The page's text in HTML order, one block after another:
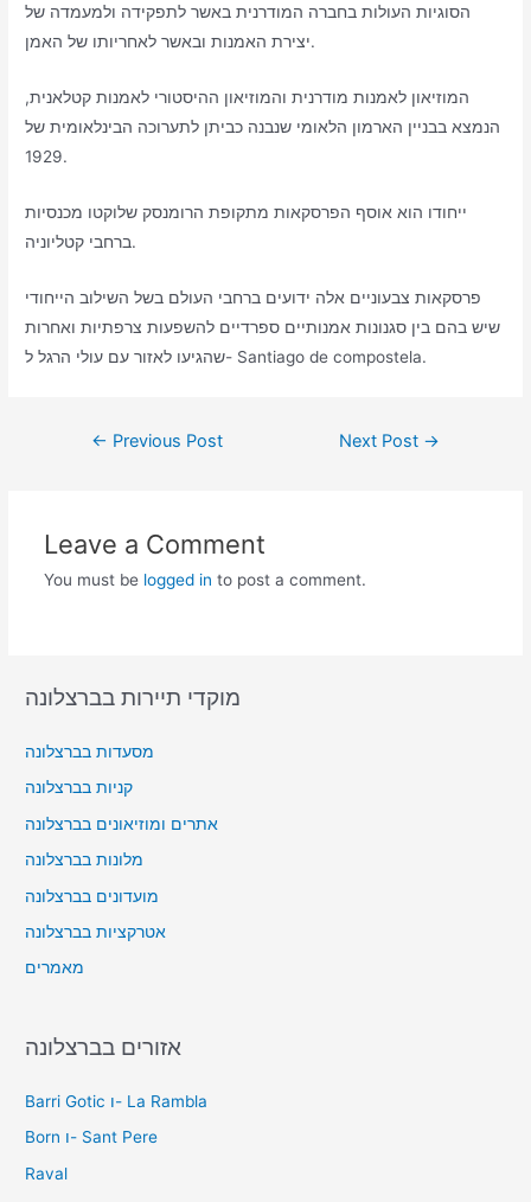
הסוגיות העולות בחברה המודרנית באשר לתפקידה ולמעמדה של
יצירת האמנות ובאשר לאחריותו של האמן.
המוזיאון לאמנות מודרנית והמוזיאון ההיסטורי לאמנות קטלאנית,
הנמצא בבניין הארמון הלאומי שנבנה כביתן לתערוכה הבינלאומית של
1929.
ייחודו הוא אוסף הפרסקאות מתקופת הרומנסק שלוקטו מכנסיות
ברחבי קטליוניה.
פרסקאות צבעוניים אלה ידועים ברחבי העולם בשל השילוב הייחודי
שיש בהם בין סגנונות אמנותיים ספרדיים להשפעות צרפתיות ואחרות
שהגיעו לאזור עם עולי הרגל ל- Santiago de compostela.
Post← Previous Post Next Post →
Leave a Comment
You must be logged in to post a comment.
מוקדי תיירות בברצלונה
מסעדות בברצלונה
קניות בברצלונה
אתרים ומוזיאונים בברצלונה
מלונות בברצלונה
מועדונים בברצלונה
אטרקציות בברצלונה
מאמרים
אזורים בברצלונה
Barri Gotic ו- La Rambla
Born ו- Sant Pere
Raval